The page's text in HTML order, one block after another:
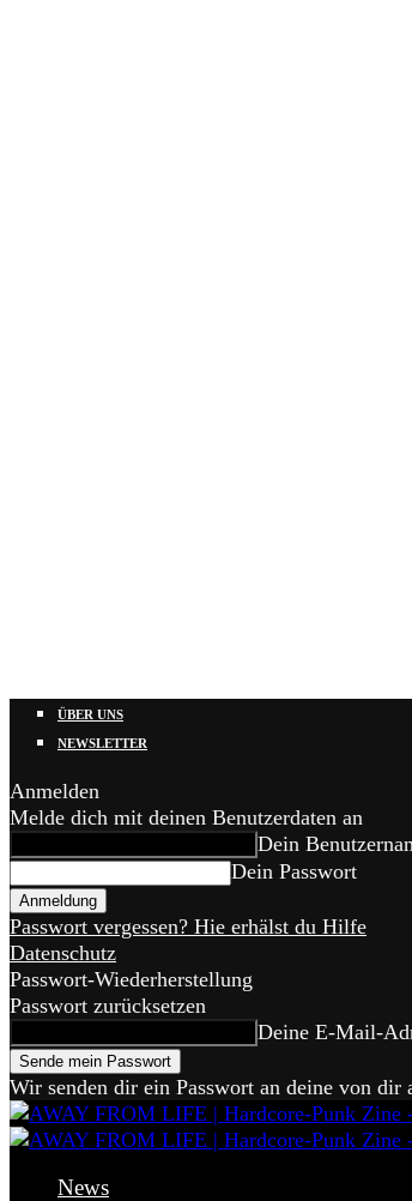
ÜBER UNS
NEWSLETTER
Anmelden
Melde dich mit deinen Benutzerdaten an
Dein
Dein Passwort
Passwort vergessen? Hie erhälst du Hilfe
Datenschutz
Passwort-Wiederherstellung
Passwort zurücksetzen
Deine E-Mail-
Wir senden dir ein Passwort an deine von dir
News